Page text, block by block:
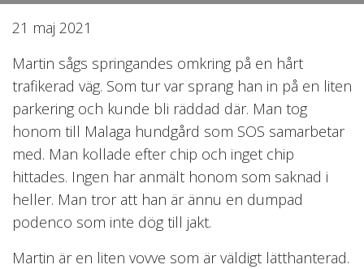
21 maj 2021
Martin sågs springandes omkring på en hårt
trafikerad väg. Som tur var sprang han in på en liten
parkering och kunde bli räddad där. Man tog
honom till Malaga hundgård som SOS samarbetar
med. Man kollade efter chip och inget chip
hittades. Ingen har anmält honom som saknad i
heller. Man tror att han är ännu en dumpad
podenco som inte dög till jakt.
Martin är en liten vovve som är väldigt lätthanterad.